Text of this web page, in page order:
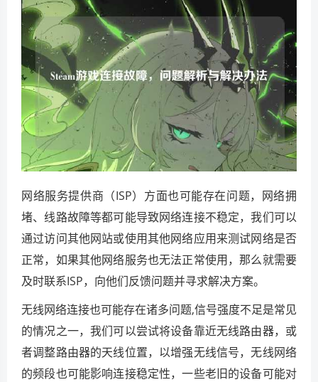
网络服务提供商（ISP）方面也可能存在问题，网络拥
堵、线路故障等都可能导致网络连接不稳定，我们可以
通过访问其他网站或使用其他网络应用来测试网络是否
正常，如果其他网络服务也无法正常使用，那么就需要
及时联系ISP，向他们反馈问题并寻求解决方案。
无线网络连接也可能存在诸多问题,信号强度不足是常见
的情况之一，我们可以尝试将设备靠近无线路由器，或
者调整路由器的天线位置，以增强无线信号，无线网络
的频段也可能影响连接稳定性，一些老旧的设备可能对